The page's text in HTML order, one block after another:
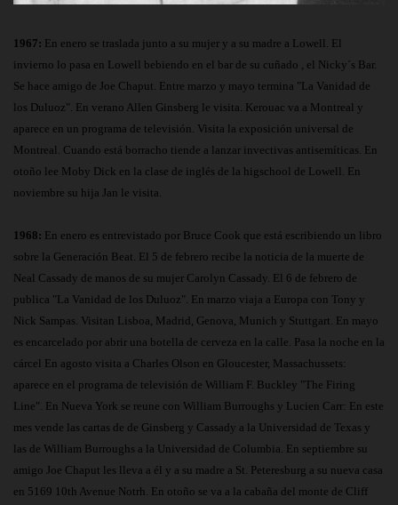
1967: En enero se traslada junto a su mujer y a su madre a Lowell. El
invierno lo pasa en Lowell bebiendo en el bar de su cuñado , el Nicky´s Bar.
Se hace amigo de Joe Chaput. Entre marzo y mayo termina "La Vanidad de
los Duluoz". En verano Allen Ginsberg le visita. Kerouac va a Montreal y
aparece en un programa de televisión. Visita la exposición universal de
Montreal. Cuando está borracho tiende a lanzar invectivas antisemíticas. En
otoño lee Moby Dick en la clase de inglés de la higschool de Lowell. En
noviembre su hija Jan le visita.
1968: En enero es entrevistado por Bruce Cook que está escribiendo un libro
sobre la Generación Beat. El 5 de febrero recibe la noticia de la muerte de
Neal Cassady de manos de su mujer Carolyn Cassady. El 6 de febrero de
publica "La Vanidad de los Duluoz". En marzo viaja a Europa con Tony y
Nick Sampas. Visitan Lisboa, Madrid, Genova, Munich y Stuttgart. En mayo
es encarcelado por abrir una botella de cerveza en la calle. Pasa la noche en la
cárcel En agosto visita a Charles Olson en Gloucester, Massachussets:
aparece en el programa de televisión de William F. Buckley "The Firing
Line". En Nueva York se reune con William Burroughs y Lucien Carr: En este
mes vende las cartas de de Ginsberg y Cassady a la Universidad de Texas y
las de William Burroughs a la Universidad de Columbia. En septiembre su
amigo Joe Chaput les lleva a él y a su madre a St. Peteresburg a su nueva casa
en 5169 10th Avenue Notrh. En otoño se va a la cabaña del monte de Cliff